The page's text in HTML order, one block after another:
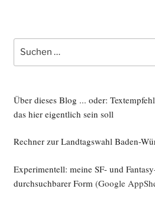
Suche
nach:
Über dieses Blog ... oder:
das hier eigentlich sein soll
Rechner zur Landtagswahl Baden-
Experimentell: meine SF- und
durchsuchbarer Form (Google